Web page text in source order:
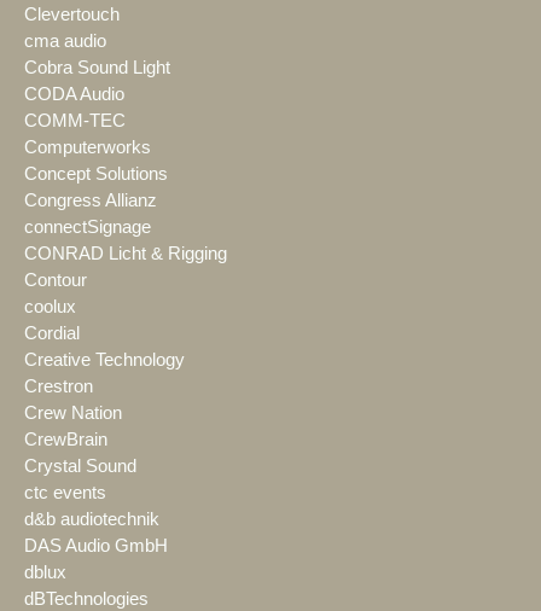
Clevertouch
cma audio
Cobra Sound Light
CODA Audio
COMM-TEC
Computerworks
Concept Solutions
Congress Allianz
connectSignage
CONRAD Licht & Rigging
Contour
coolux
Cordial
Creative Technology
Crestron
Crew Nation
CrewBrain
Crystal Sound
ctc events
d&b audiotechnik
DAS Audio GmbH
dblux
dBTechnologies